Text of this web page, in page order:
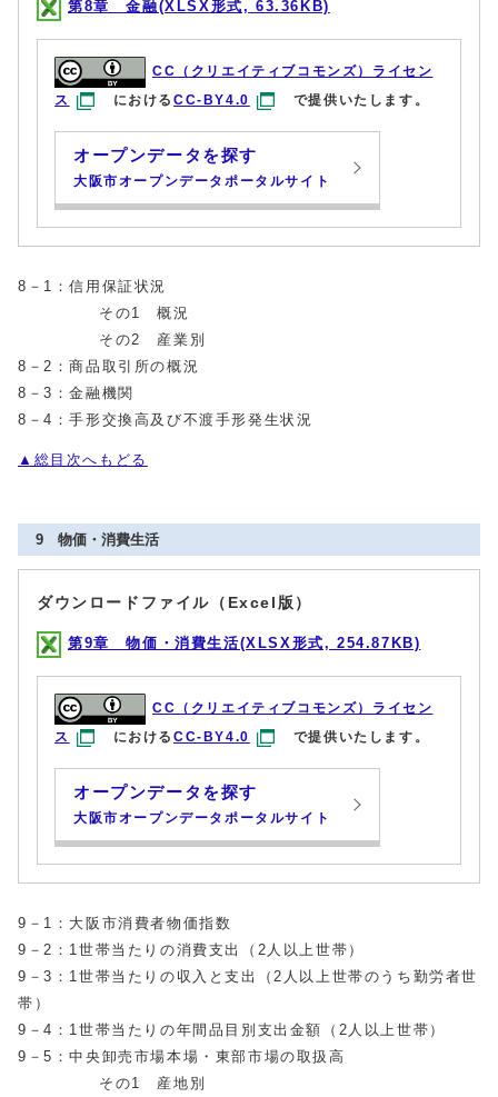
第8章 金融(XLSX形式, 63.36KB)
CC（クリエイティブコモンズ）ライセン
ス
におけるCC-BY4.0 で提供いたします。
オープンデータを探す
大阪市オープンデータポータルサイト
8－1：信用保証状況
その1 概況
その2 産業別
8－2：商品取引所の概況
8－3：金融機関
8－4：手形交換高及び不渡手形発生状況
▲総目次へもどる
9 物価・消費生活
ダウンロードファイル（Excel版）
第9章 物価・消費生活(XLSX形式, 254.87KB)
CC（クリエイティブコモンズ）ライセン
ス
におけるCC-BY4.0 で提供いたします。
オープンデータを探す
大阪市オープンデータポータルサイト
9－1：大阪市消費者物価指数
9－2：1世帯当たりの消費支出（2人以上世帯）
9－3：1世帯当たりの収入と支出（2人以上世帯のうち勤労者世
帯）
9－4：1世帯当たりの年間品目別支出金額（2人以上世帯）
9－5：中央卸売市場本場・東部市場の取扱高
その1 産地別